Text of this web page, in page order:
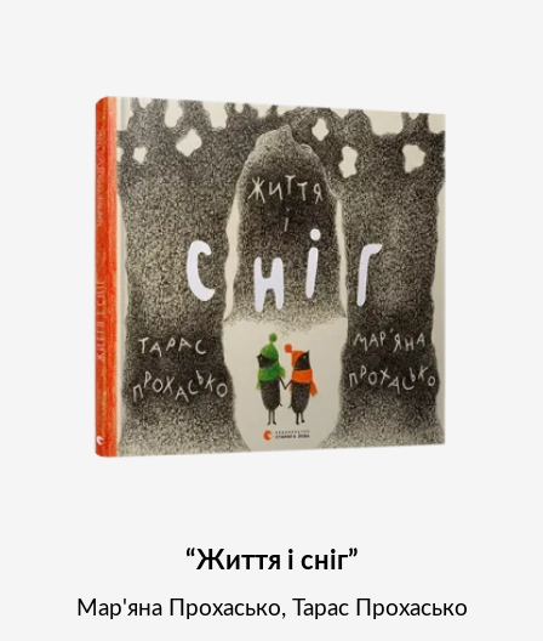
“Життя і сніг”
Мар'яна Прохасько, Тарас Прохасько
Підпишіться на наш
Instagram і слідкуйте за
новинами проєкту
Підписатись